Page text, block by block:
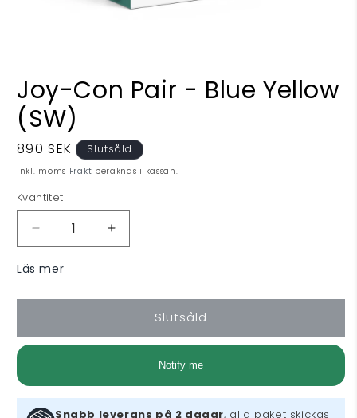
i
modalfönster
Joy-Con Pair - Blue Yellow
(SW)
Ordinarie
pris
890 SEK Slutsåld
Inkl. moms Frakt beräknas i kassan.
Kvantitet
Minska
kvantitet
för
Con
-
(SW)
Öka
kvantitet
Con
-
(SW)
Läs mer
Slutsåld
Notify me
Snabb leverans på 2 dagar, alla paket skickas